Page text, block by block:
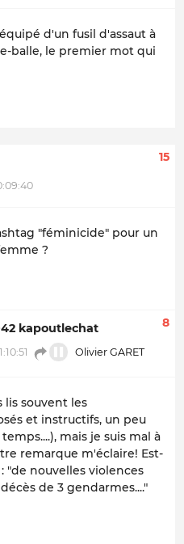
d'un fusil d'assaut à
balle, le premier mot qui
15
"féminicide" pour un
?
kapoutlechat
Olivier GARET
8
lis souvent les
et instructifs, un peu
mais je suis mal à
remarque m'éclaire! Est-
"de nouvelles violences
de 3 gendarmes...."